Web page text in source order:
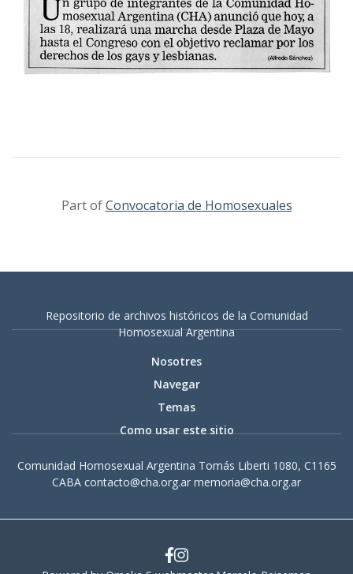
Part ofConvocatoria de Homosexuales
Repositorio de archivos históricos de la Comunidad
Homosexual Argentina
Nosotres
Navegar
Temas
Como usar este sitio
Comunidad Homosexual Argentina Tomás Liberti 1080, C1165
CABA contacto@cha.org.ar memoria@cha.org.ar